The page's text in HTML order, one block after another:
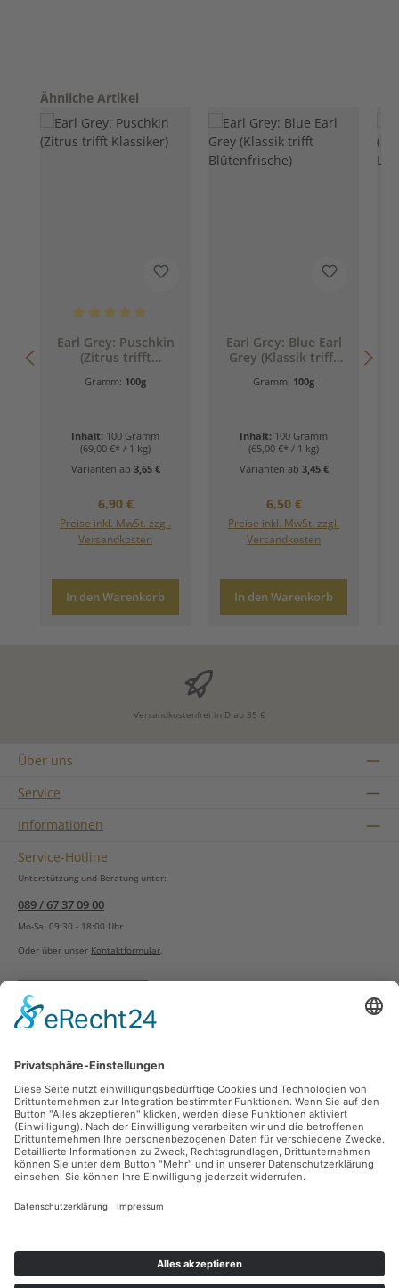
Produktgalerie überspringen
Ähnliche Artikel
Earl Grey: Puschkin
(Zitrus trifft
Gramm: 100g
Inhalt: 100 Gramm
(69,00 €* / 1 kg)
Varianten ab 3,65 €
Regulärer Preis:
6,90 €
Preise inkl. MwSt. zzgl.
Versandkosten
In den Warenkorb
Earl Grey: Blue Earl
Grey (Klassik trifft
Gramm: 100g
Inhalt: 100 Gramm
(65,00 €* / 1 kg)
Varianten ab 3,45 €
Regulärer Preis:
6,50 €
Preise inkl. MwSt. zzgl.
Versandkosten
In den Warenkorb
Versandkostenfrei in D ab 35 €
Über uns
Service
Informationen
Service-Hotline
Unterstützung und Beratung unter:
089 / 67 37 09 00
Mo-Sa, 09:30 - 18:00 Uhr
Oder über unser Kontaktformular.
Vertrag widerrufen
Zahlungsarten
Sicher Einkaufen
Ladengeschäft
Newsletter
Facebook Instagram